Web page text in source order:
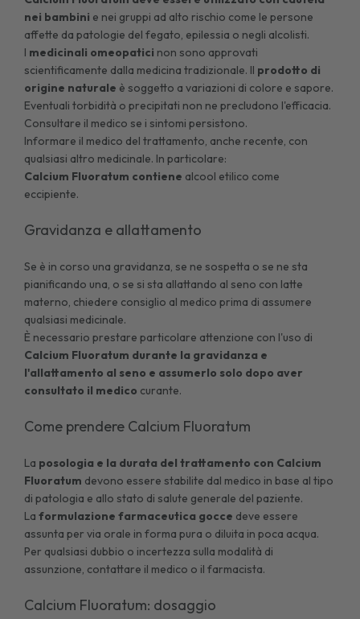
nei bambini e nei gruppi ad alto rischio come le persone
affette da patologie del fegato, epilessia o negli alcolisti.
I medicinali omeopatici non sono approvati
scientificamente dalla medicina tradizionale. Il prodotto di
origine naturale è soggetto a variazioni di colore e sapore.
Eventuali torbidità o precipitati non ne precludono l'efficacia.
Consultare il medico se i sintomi persistono.
Informare il medico del trattamento, anche recente, con
qualsiasi altro medicinale. In particolare:
Calcium Fluoratum contiene alcool etilico come
eccipiente.
Gravidanza e allattamento
Se è in corso una gravidanza, se ne sospetta o se ne sta
pianificando una, o se si sta allattando al seno con latte
materno, chiedere consiglio al medico prima di assumere
qualsiasi medicinale.
È necessario prestare particolare attenzione con l'uso di
Calcium Fluoratum durante la gravidanza e
l'allattamento al seno e assumerlo solo dopo aver
consultato il medico curante.
Come prendere Calcium Fluoratum
La posologia e la durata del trattamento con Calcium
Fluoratum devono essere stabilite dal medico in base al tipo
di patologia e allo stato di salute generale del paziente.
Laformulazione farmaceutica gocce deve essere
assunta per via orale in forma pura o diluita in poca acqua.
Per qualsiasi dubbio o incertezza sulla modalità di
assunzione, contattare il medico o il farmacista.
Calcium Fluoratum: dosaggio